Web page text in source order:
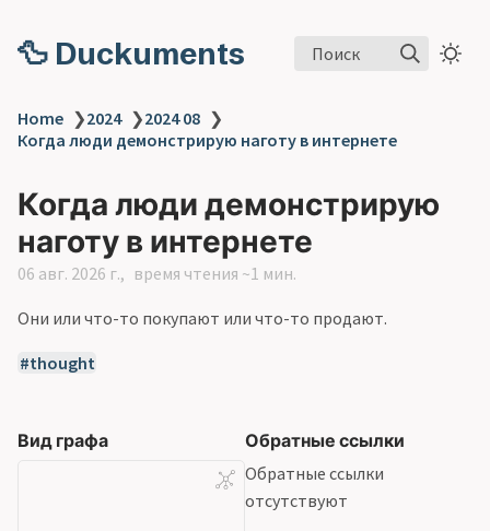
🦆 Duckuments Поиск
Home ❯2024 ❯2024 08 ❯
Когда люди демонстрирую наготу в интернете
Когда люди демонстрирую
наготу в интернете
06 авг. 2026 г. время чтения ~1 мин.
Они или что-то покупают или что-то продают.
thought
Вид графа
Обратные ссылки
Обратные ссылки
отсутствуют